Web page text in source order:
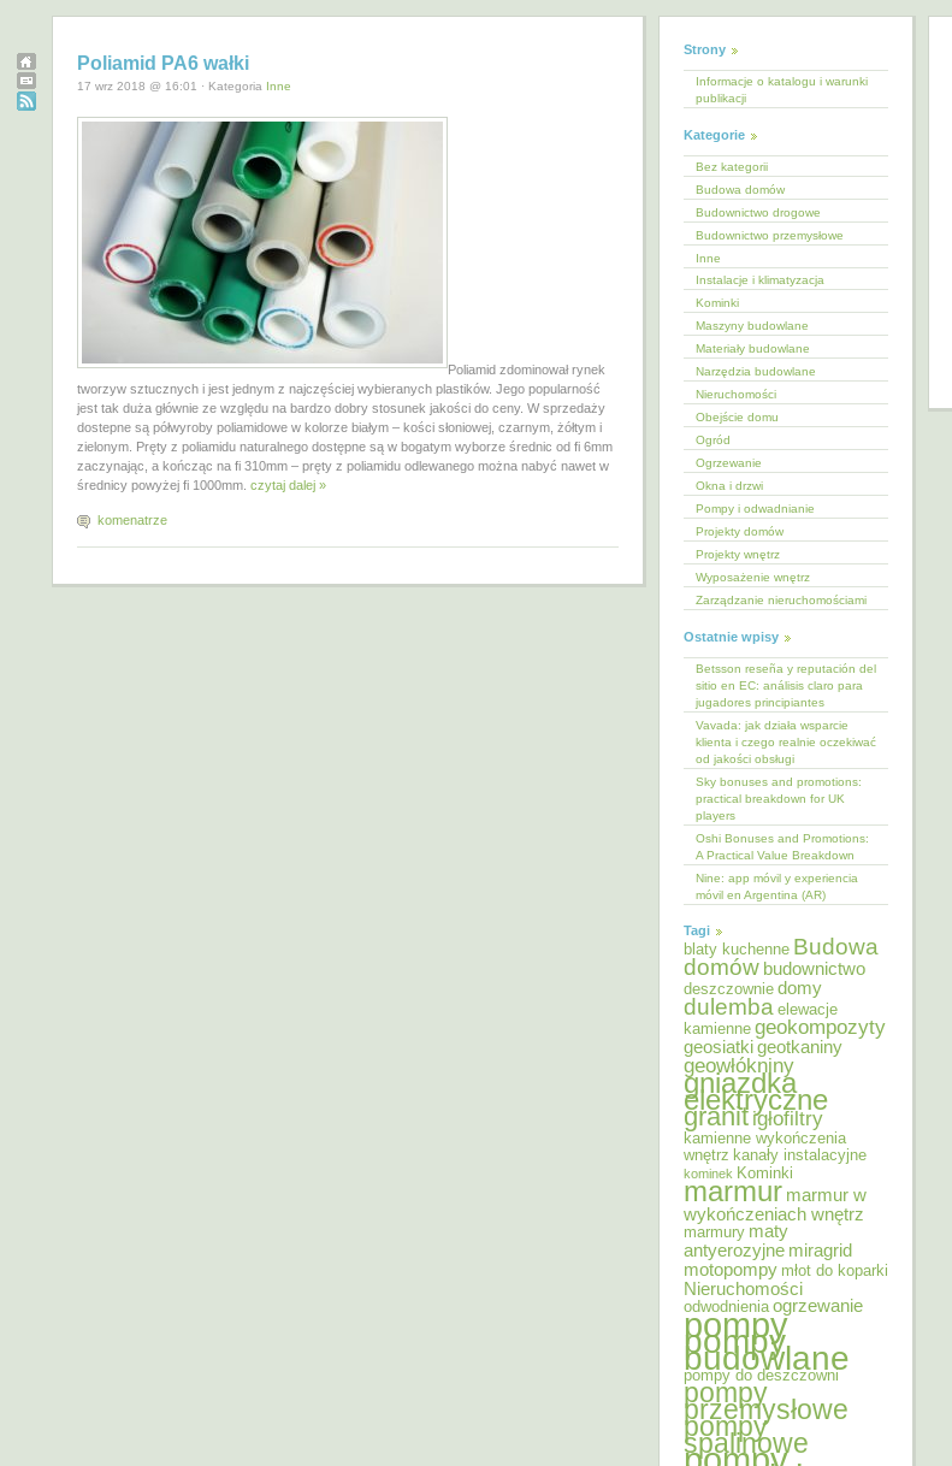
Poliamid PA6 wałki
17 wrz 2018 @ 16:01 · Kategoria Inne
Poliamid zdominował rynek
tworzyw sztucznych i jest jednym z najczęściej wybieranych plastików. Jego popularność
jest tak duża głównie ze względu na bardzo dobry stosunek jakości do ceny. W sprzedaży
dostepne są półwyroby poliamidowe w kolorze białym – kości słoniowej, czarnym, żółtym i
zielonym. Pręty z poliamidu naturalnego dostępne są w bogatym wyborze średnic od fi 6mm
zaczynając, a kończąc na fi 310mm – pręty z poliamidu odlewanego można nabyć nawet w
średnicy powyżej fi 1000mm. czytaj dalej »
komenatrze
Strony
Informacje o katalogu i warunki
publikacji
Kategorie
Bez kategorii
Budowa domów
Budownictwo drogowe
Budownictwo przemysłowe
Inne
Instalacje i klimatyzacja
Kominki
Maszyny budowlane
Materiały budowlane
Narzędzia budowlane
Nieruchomości
Obejście domu
Ogród
Ogrzewanie
Okna i drzwi
Pompy i odwadnianie
Projekty domów
Projekty wnętrz
Wyposażenie wnętrz
Zarządzanie nieruchomościami
Ostatnie wpisy
Betsson reseña y reputación del
sitio en EC: análisis claro para
jugadores principiantes
Vavada: jak działa wsparcie
klienta i czego realnie oczekiwać
od jakości obsługi
Sky bonuses and promotions:
practical breakdown for UK
players
Oshi Bonuses and Promotions:
A Practical Value Breakdown
Nine: app móvil y experiencia
móvil en Argentina (AR)
Tagi
blaty kuchenne Budowa
domów budownictwo
deszczownie domy
dulemba elewacje
kamienne geokompozyty
geosiatkigeotkaniny
geowłókniny
gniazdka
elektryczne
granit igłofiltry
kamienne wykończenia
wnętrz kanały instalacyjne
kominek Kominki
marmur marmur w
wykończeniach wnętrz
marmury maty
antyerozyjne miragrid
motopompy młot do koparki
Nieruchomości
odwodnienia ogrzewanie
pompy
pompy
budowlane
pompy do deszczowni
pompy
przemysłowe
pompy
spalinowe